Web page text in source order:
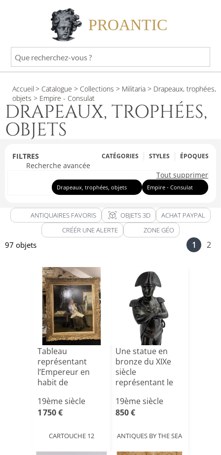
PROANTIC
Que
recherchez-
?
Accueil > Catalogue > Collections > Militaria > Drapeaux, trophées,
objets > Empire - Consulat
DRAPEAUX, TROPHÉES,
OBJETS
FILTRES CATÉGORIES STYLES ÉPOQUES
Recherche avancée
Tout supprimer
Drapeaux, trophées, objets Empire - Consulat
ANTIQUAIRES FAVORIS view_in_ar OBJETS 3D
ACHAT PAYPAL
CRÉÉR UNE ALERTE
ZONE GÉO
97 objets 1 2
Tableau
représentant
l’Empereur en
habit de
Garde[...]
19ème siècle
1 750 €
CARTOUCHE 12
Une statue en
bronze du XIXe
siècle
représentant le
19ème siècle
850 €
ANTIQUES BY THE SEA